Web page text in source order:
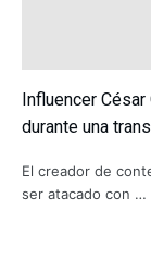
Influencer
durante una
El creador de
ser atacado con …